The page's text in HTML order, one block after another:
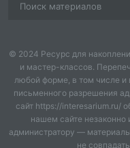
Мастер класс в
на свой email после
Как приобрести
оплаты:
© 2024 Ресурс для
и мастер-классов.
любой форме, в том числе
письменного разрешения
сайт https://interesarium.ru/
нашем сайте
администратору —
не